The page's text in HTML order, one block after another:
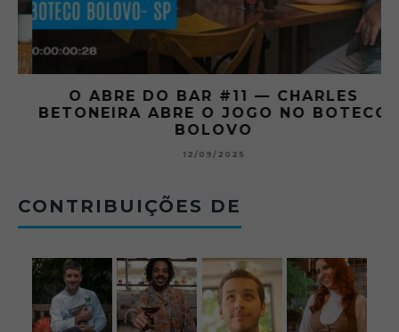
O ABRE DO BAR #11 — CHARLES
BETONEIRA ABRE O JOGO NO BOTECO
BOLOVO
12/09/2025
CONTRIBUIÇÕES DE